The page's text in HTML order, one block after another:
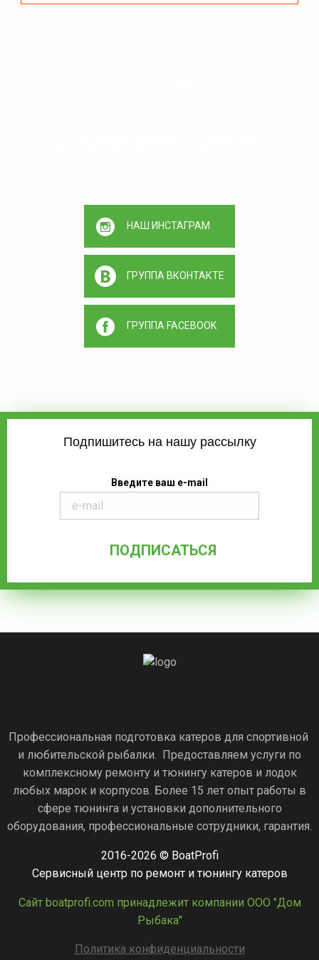
НАШ ИНСТАГРАМ
ГРУППА ВКОНТАКТЕ
ГРУППА FACEBOOK
Подпишитесь на нашу рассылку
Введите ваш e-mail
Профессиональная подготовка катеров для спортивной
и любительской рыбалки. Предоставляем услуги по
комплексному ремонту и тюнингу катеров и лодок
любых марок и корпусов. Более 15 лет опыт работы в
сфере тюнинга и установки дополнительного
оборудования, профессиональные сотрудники, гарантия.
2016-2026 © BoatProfi
Сервисный центр по ремонт и тюнингу катеров
Сайт boatprofi.com принадлежит компании ООО "Дом
Рыбака"
Политика конфиденциальности